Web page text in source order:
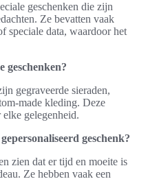
geschenken die zijn
Ze bevatten vaak
speciale data, waardoor het
geschenken?
gegraveerde sieraden,
made kleding. Deze
gelegenheid.
geschenk?
zien dat er tijd en moeite is
Ze hebben vaak een